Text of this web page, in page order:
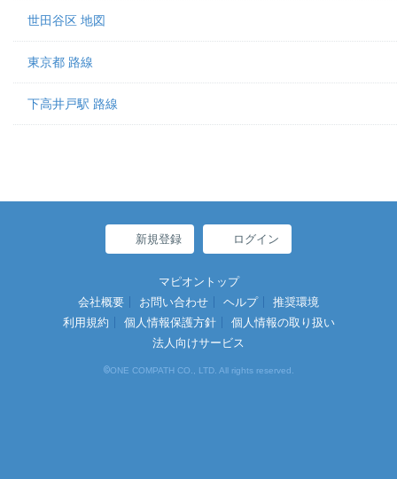
世田谷区 地図
東京都 路線
下高井戸駅 路線
新規登録 ログイン
マピオントップ
会社概要
お問い合わせ ヘルプ
推奨環境
利用規約
個人情報保護方針
個人情報の取り扱い
法人向けサービス
©ONE COMPATH CO., LTD. All rights reserved.